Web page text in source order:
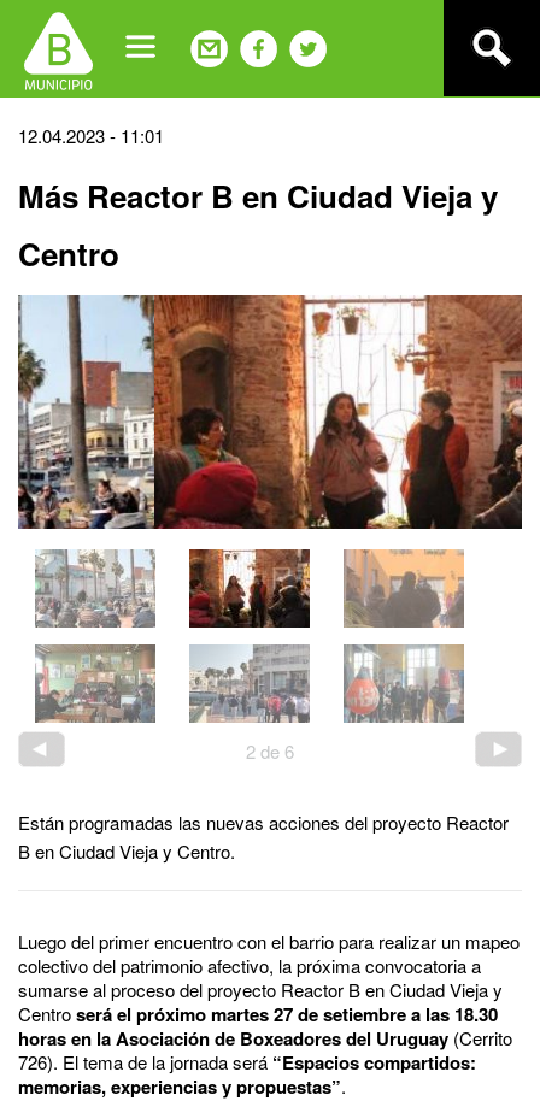
navigation
Back
top
12.04.2023 - 11:01
Más Reactor B en Ciudad Vieja y
Centro
2de 6
Están programadas las nuevas acciones del proyecto Reactor
B en Ciudad Vieja y Centro.
Luego del primer encuentro con el barrio para realizar un mapeo
colectivo del patrimonio afectivo, la próxima convocatoria a
sumarse al proceso del proyecto Reactor B en Ciudad Vieja y
Centroserá el próximo martes 27 de setiembre a las 18.30
horas en la Asociación de Boxeadores del Uruguay (Cerrito
726). El tema de la jornada será “Espacios compartidos:
memorias, experiencias y propuestas”.